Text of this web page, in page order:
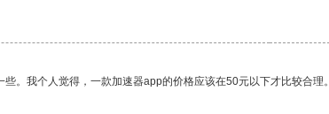
。我个人觉得，一款加速器app的价格应该在50元以下才比较合理。